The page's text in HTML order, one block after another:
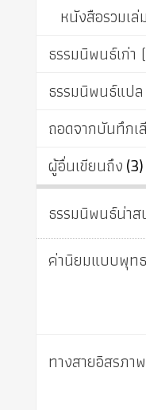
หนังสือรวมเ
ธรรมนิพนธ์เก่า
ธรรมนิพนธ์แปล
ถอดจากบันทึกเ
ผู้อื่นเขียนถึง(3)
ธรรมนิพนธ์น่าส
ค่านิยมแบบพุทธ
ทางสายอิสรภา